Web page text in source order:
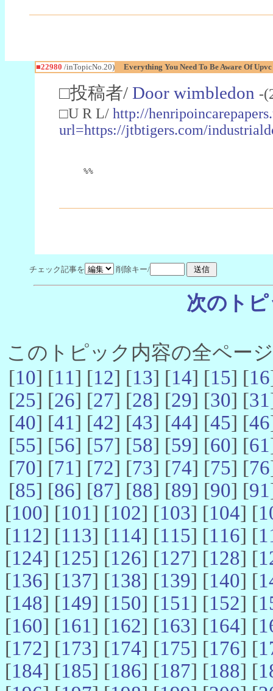
■22980 /inTopicNo.20) Everything You Need To Be Aware Of
□投稿者/ Door wimbledon -
□U R L/ http://
url=https://jtbtigers.com/
%%
チェック記事を 削除キー/
次のト
このトピック内容の全ペー
[10] [11] [12] [13] [14] [15] [16
[25] [26] [27] [28] [29] [30] [31
[40] [41] [42] [43] [44] [45] [46
[55] [56] [57] [58] [59] [60] [61
[70] [71] [72] [73] [74] [75] [76
[85] [86] [87] [88] [89] [90] [91
[100] [101] [102] [103] [104] [
[112] [113] [114] [115] [116] [
[124] [125] [126] [127] [128] [
[136] [137] [138] [139] [140] [
[148] [149] [150] [151] [152] [
[160] [161] [162] [163] [164] [
[172] [173] [174] [175] [176] [
[184] [185] [186] [187] [188] [